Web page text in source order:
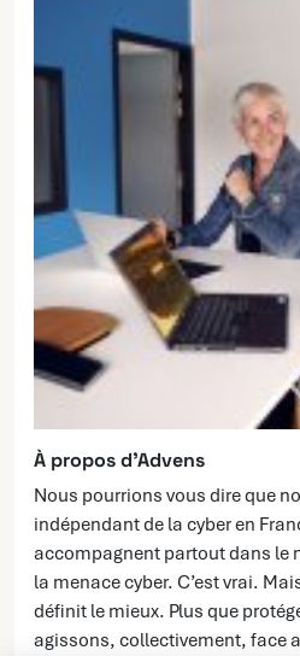
À propos d’Advens
Nous pourrions vous dire que
indépendant de la cyber en
accompagnent partout dans le
la menace cyber. C’est vrai.
définit le mieux. Plus que
agissons, collectivement, face